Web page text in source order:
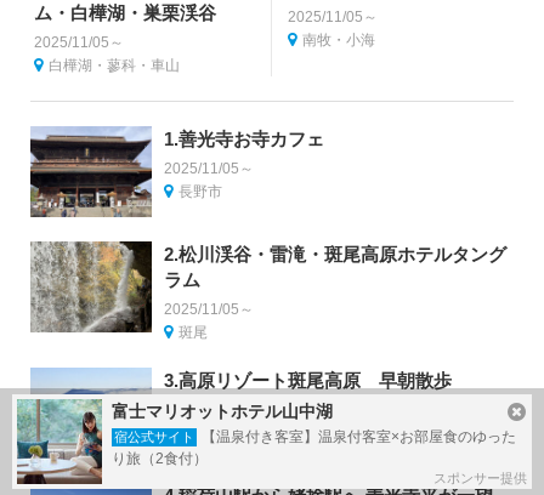
ム・白樺湖・巣栗渓谷
2025/11/05～
白樺湖・蓼科・車山
2025/11/05～
南牧・小海
1.善光寺お寺カフェ
2025/11/05～
長野市
2.松川渓谷・雷滝・斑尾高原ホテルタング
ラム
2025/11/05～
斑尾
3.高原リゾート斑尾高原 早朝散歩
2025/11/05～
斑尾
富士マリオットホテル山中湖
宿公式サイト
【温泉付き客室】温泉付客室×お部屋食のゆった
り旅（2食付）
スポンサー提供